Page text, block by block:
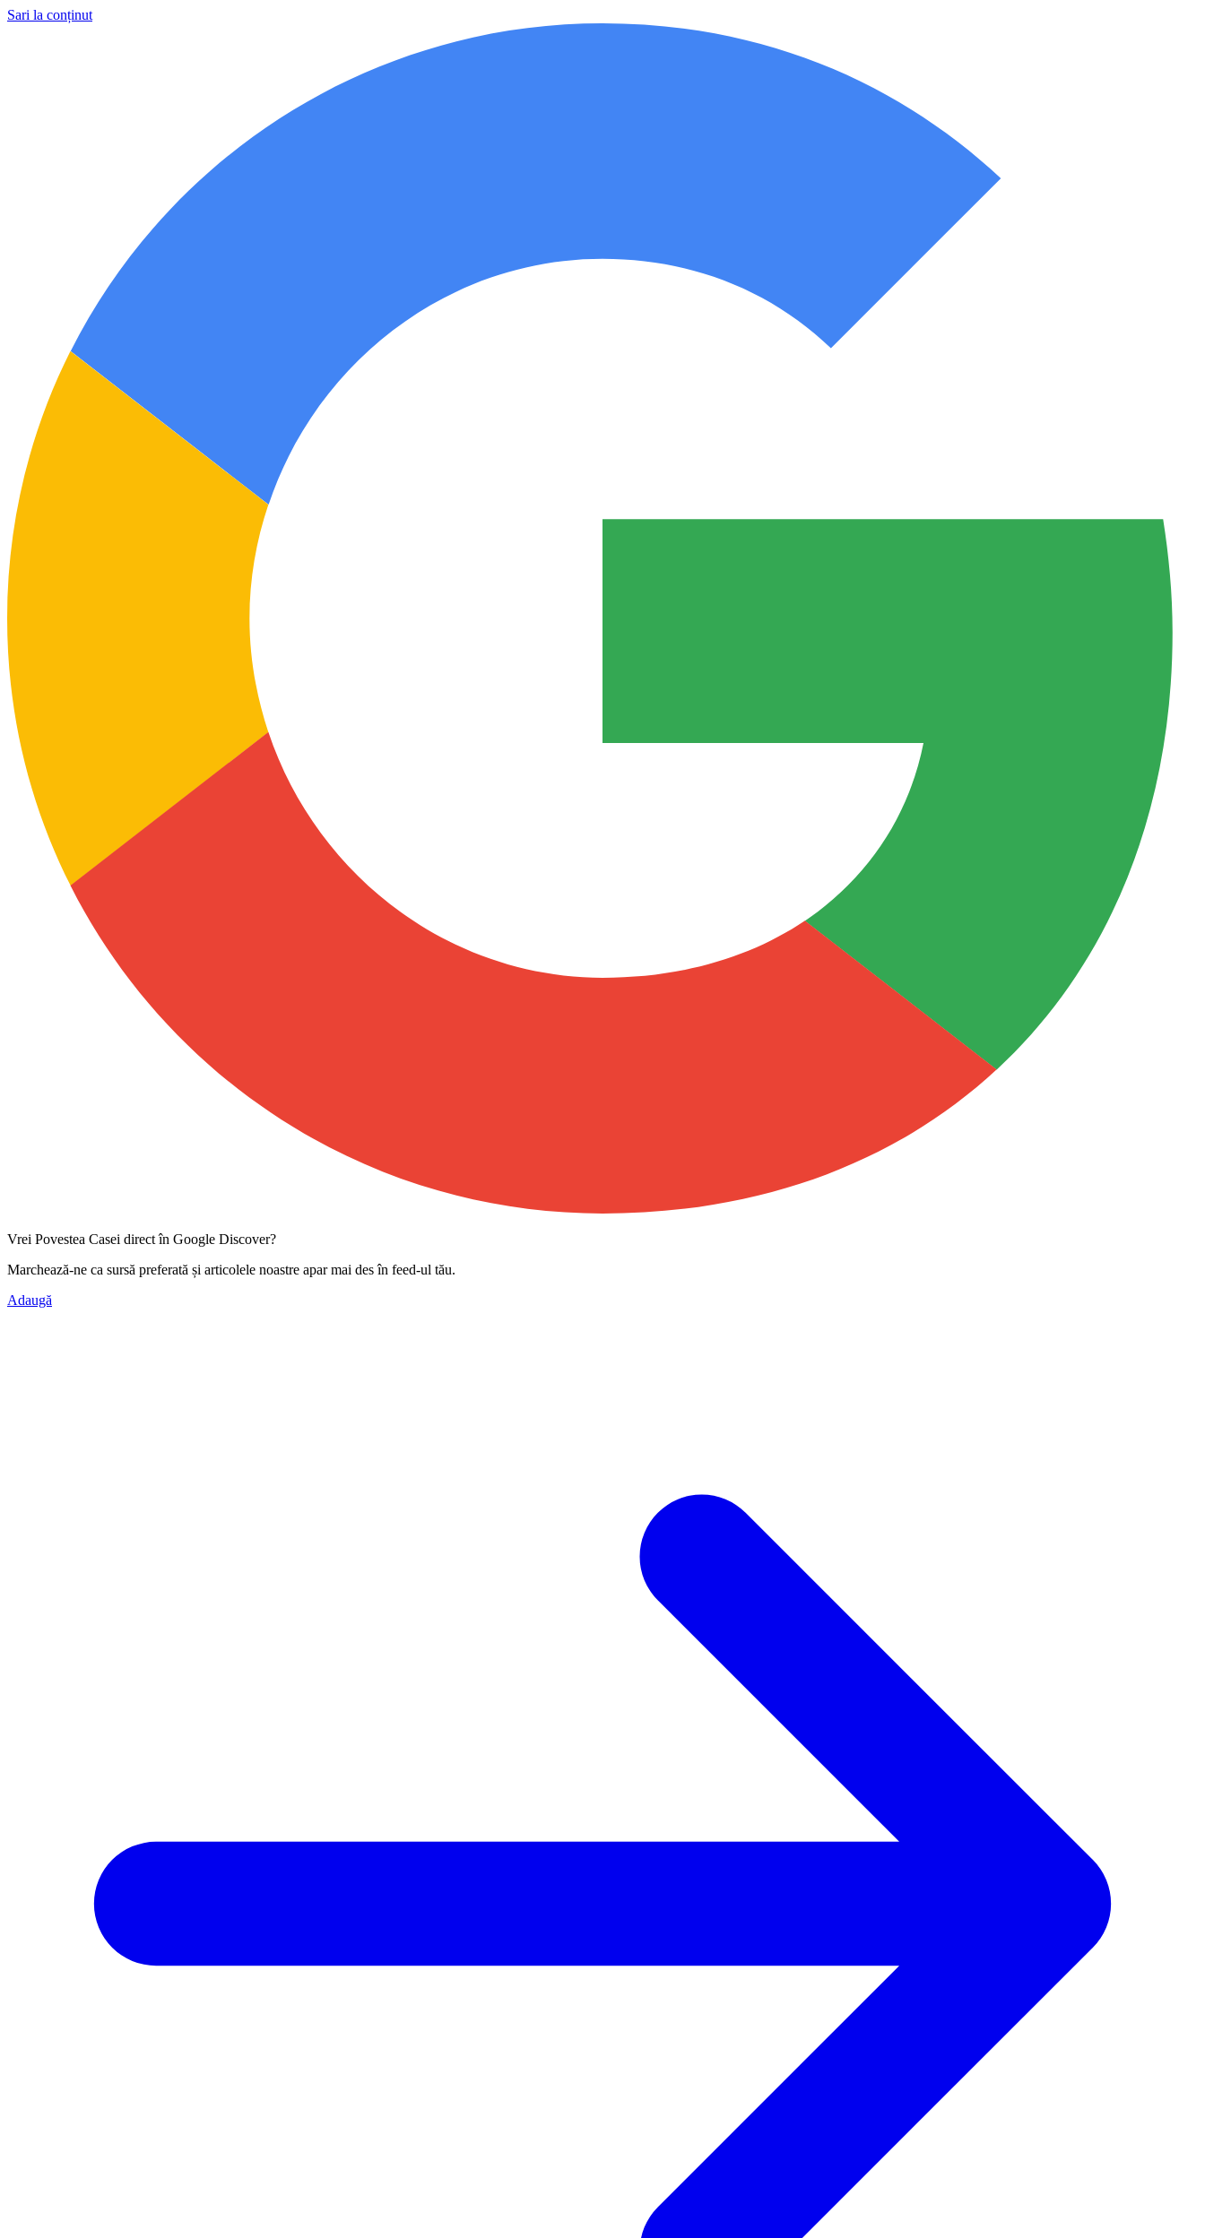
Sari la conținut
Vrei Povestea Casei direct în Google Discover?
Marchează-ne ca sursă preferată și articolele noastre apar mai des în feed-ul tău.
Adaugă